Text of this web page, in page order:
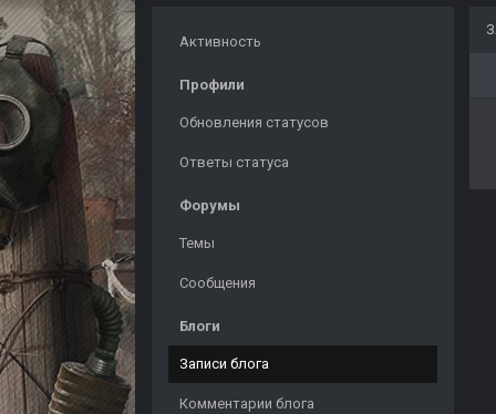
Активность
Профили
Обновления статусов
Ответы статуса
Форумы
Темы
Сообщения
Блоги
Записи блога
Комментарии блога